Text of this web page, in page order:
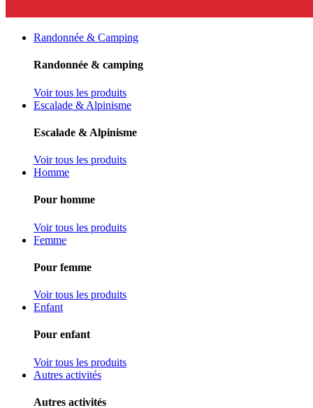
Randonnée & Camping
Randonnée & camping
Voir tous les produits
Escalade & Alpinisme
Escalade & Alpinisme
Voir tous les produits
Homme
Pour homme
Voir tous les produits
Femme
Pour femme
Voir tous les produits
Enfant
Pour enfant
Voir tous les produits
Autres activités
Autres activités